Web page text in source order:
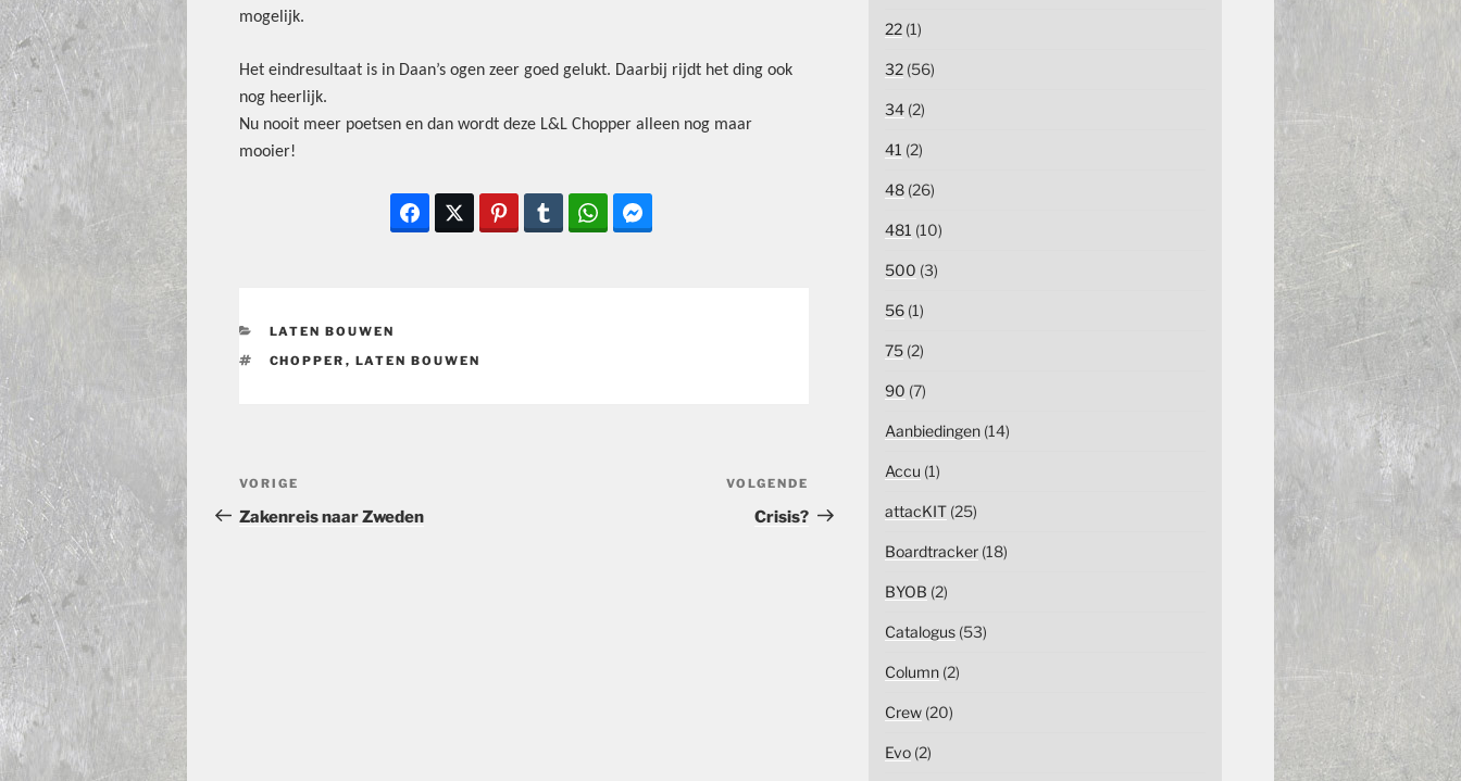
mogelijk.
Het eindresultaat is in Daan’s ogen zeer goed gelukt. Daarbij rijdt het ding ook
nog heerlijk.
Nu nooit meer poetsen en dan wordt deze L&L Chopper alleen nog maar
mooier!
CATEGORIEËN
LATEN BOUWEN
TAGS
CHOPPER , LATEN BOUWEN
Bericht
navigatie
Vorig
bericht
VORIGE
Zakenreis naar Zweden
bericht
VOLGENDE
Crisis?
22(1)
32(56)
34(2)
41 (2)
48(26)
481 (10)
500 (3)
56(1)
75(2)
90 (7)
Aanbiedingen(14)
Accu (1)
attacKIT(25)
Boardtracker(18)
BYOB (2)
Catalogus(53)
Column(2)
Crew(20)
Evo(2)